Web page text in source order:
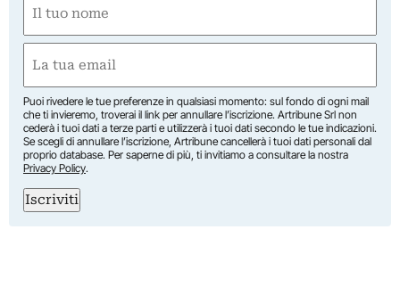
(Obbligatorio)
(Obbligatorio)
Puoi rivedere le tue preferenze in qualsiasi momento: sul fondo di ogni mail
che ti invieremo, troverai il link per annullare l’iscrizione. Artribune Srl non
cederà i tuoi dati a terze parti e utilizzerà i tuoi dati secondo le tue indicazioni.
Se scegli di annullare l’iscrizione, Artribune cancellerà i tuoi dati personali dal
proprio database. Per saperne di più, ti invitiamo a consultare la nostra
Privacy Policy.
Iscriviti